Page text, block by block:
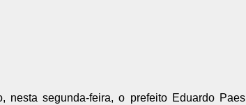
segunda-feira, o prefeito Eduardo Paes